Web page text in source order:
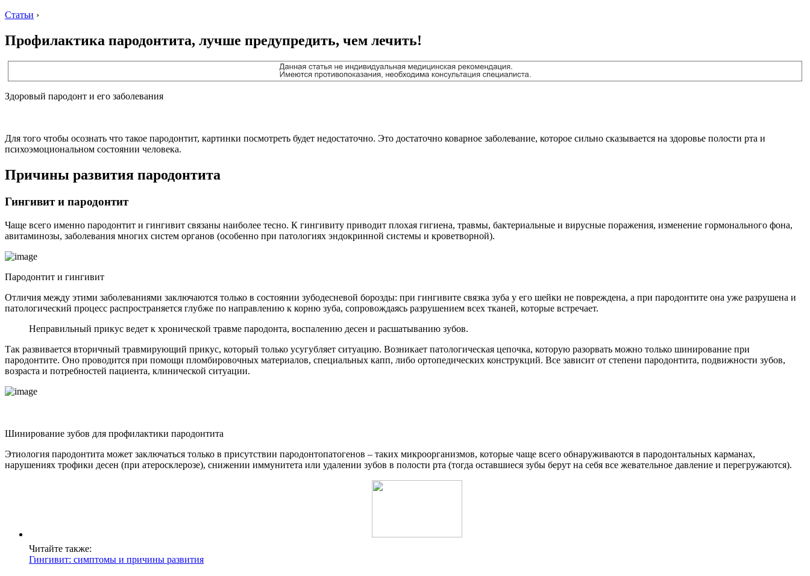
Статьи ›
Профилактика пародонтита, лучше предупредить, чем лечить!
Здоровый пародонт и его заболевания
Для того чтобы осознать что такое пародонтит, картинки посмотреть будет недостаточно. Это достаточно коварное заболевание, которое сильно сказывается на здоровье полости рта и
психоэмоциональном состоянии человека.
Причины развития пародонтита
Гингивит и пародонтит
Чаще всего именно пародонтит и гингивит связаны наиболее тесно. К гингивиту приводит плохая гигиена, травмы, бактериальные и вирусные поражения, изменение гормонального фона,
авитаминозы, заболевания многих систем органов (особенно при патологиях эндокринной системы и кроветворной).
Пародонтит и гингивит
Отличия между этими заболеваниями заключаются только в состоянии зубодесневой борозды: при гингивите связка зуба у его шейки не повреждена, а при пародонтите она уже разрушена и
патологический процесс распространяется глубже по направлению к корню зуба, сопровождаясь разрушением всех тканей, которые встречает.
Неправильный прикус ведет к хронической травме пародонта, воспалению десен и расшатыванию зубов.
Так развивается вторичный травмирующий прикус, который только усугубляет ситуацию. Возникает патологическая цепочка, которую разорвать можно только шинирование при
пародонтите. Оно проводится при помощи пломбировочных материалов, специальных капп, либо ортопедических конструкций. Все зависит от степени пародонтита, подвижности зубов,
возраста и потребностей пациента, клинической ситуации.
Шинирование зубов для профилактики пародонтита
Этиология пародонтита может заключаться только в присутствии пародонтопатогенов – таких микроорганизмов, которые чаще всего обнаруживаются в пародонтальных карманах,
нарушениях трофики десен (при атеросклерозе), снижении иммунитета или удалении зубов в полости рта (тогда оставшиеся зубы берут на себя все жевательное давление и перегружаются).
Читайте также:
Гингивит: cимптомы и причины развития